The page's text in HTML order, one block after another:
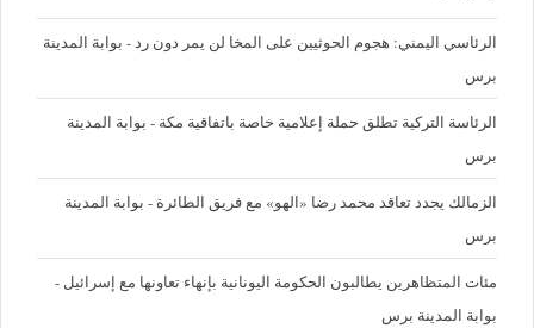
الرئاسي اليمني: هجوم الحوثيين على المخا لن يمر دون رد - بوابة المدينة
برس
الرئاسة التركية تطلق حملة إعلامية خاصة باتفاقية مكة - بوابة المدينة
برس
الزمالك يجدد تعاقد محمد رضا «الهو» مع فريق الطائرة - بوابة المدينة
برس
مئات المتظاهرين يطالبون الحكومة اليونانية بإنهاء تعاونها مع إسرائيل -
بوابة المدينة برس